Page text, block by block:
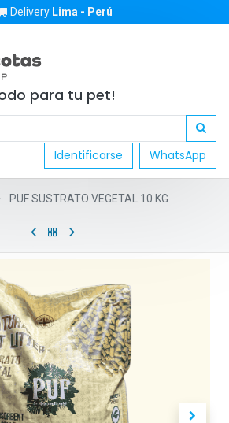
Delivery Lima - Perú
para tu pet!
Identificarse WhatsApp
PUF SUSTRATO VEGETAL 10 KG